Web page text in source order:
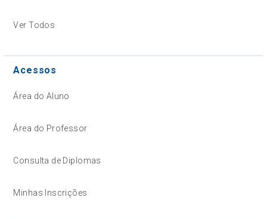
Ver Todos
Acessos
Área do Aluno
Área do Professor
Consulta de Diplomas
Minhas Inscrições